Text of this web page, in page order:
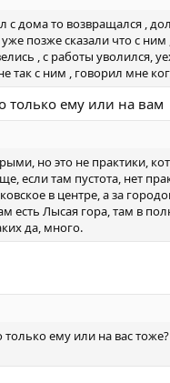
дома то возвращался ,
позже сказали что с ним ,
, с работы уволился,
с ним , говорил мне
только ему или на вам
но это не практики,
если там пустота, нет
в центре, а за
есть Лысая гора, там в
да, много.
ему или на вас